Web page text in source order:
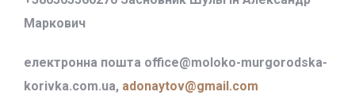
Маркович
електронна пошта office@moloko-murgorodska-
korivka.com.ua, adonaytov@gmail.com